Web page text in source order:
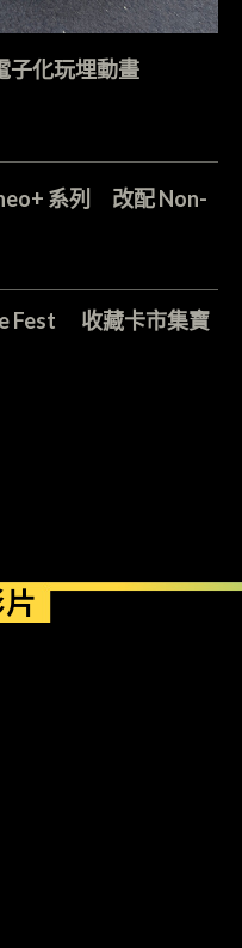
子化玩埋動畫
系列 改配 Non-
Fest 收藏卡市集寶